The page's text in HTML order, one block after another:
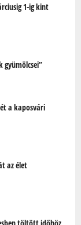
1-ig kint
gyümölcsei”
a kaposvári
az élet